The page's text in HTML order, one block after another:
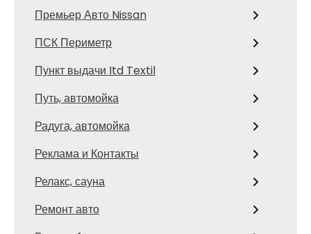
Премьер Авто Nissan
ПСК Периметр
Пункт выдачи Itd Textil
Путь, автомойка
Радуга, автомойка
Реклама и Контакты
Релакс, сауна
Ремонт авто